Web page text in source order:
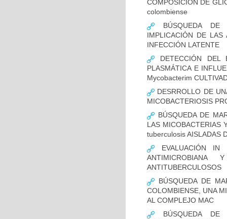
COMPOSICIÓN DE
colombiense
BÚSQUEDA DE
IMPLICACIÓN DE LAS
INFECCIÓN LATENTE
DETECCIÓN DEL
PLASMÁTICA E
Mycobacterim
DESRROLLO DE
MICOBACTERIOSIS
BÚSQUEDA DE
LAS MICOBACTERIAS
tuberculosis AISLADAS
EVALUACIÓN IN
ANTIMICROBIANA
ANTITUBERCULOSOS
BÚSQUEDA DE
COLOMBIENSE, UNA
AL COMPLEJO MAC
BÚSQUEDA DE